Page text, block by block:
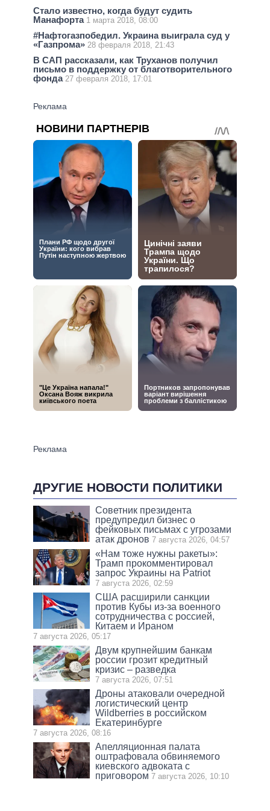
Стало известно, когда будут судить
Манафорта 1 марта 2018, 08:00
#Нафтогазпобедил. Украина выиграла суд у
«Газпрома» 28 февраля 2018, 21:43
В САП рассказали, как Труханов получил
письмо в поддержку от благотворительного
фонда 27 февраля 2018, 17:01
ДРУГИЕ НОВОСТИ ПОЛИТИКИ
Советник президента
предупредил бизнес о
фейковых письмах с угрозами
атак дронов 7 августа 2026, 04:57
«Нам тоже нужны ракеты»:
Трамп прокомментировал
запрос Украины на Patriot
7 августа 2026, 02:59
США расширили санкции
против Кубы из-за военного
сотрудничества с россией,
Китаем и Ираном
7 августа 2026, 05:17
Двум крупнейшим банкам
россии грозит кредитный
кризис – разведка
7 августа 2026, 07:51
Дроны атаковали очередной
логистический центр
Wildberries в российском
Екатеринбурге
7 августа 2026, 08:16
Апелляционная палата
оштрафовала обвиняемого
киевского адвоката с
приговором 7 августа 2026, 10:10